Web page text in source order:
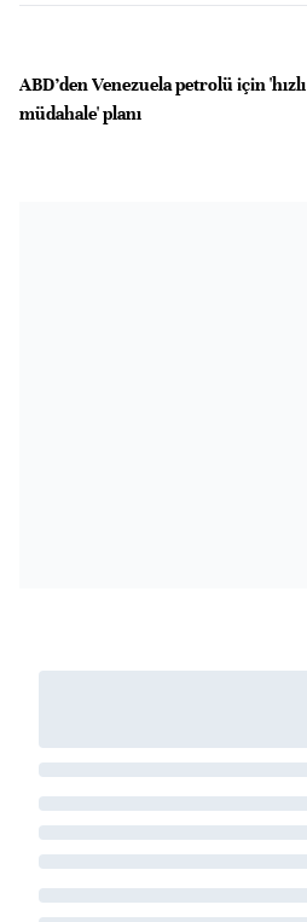
ABD’den Venezuela petrolü için 'hızlı
müdahale' planı